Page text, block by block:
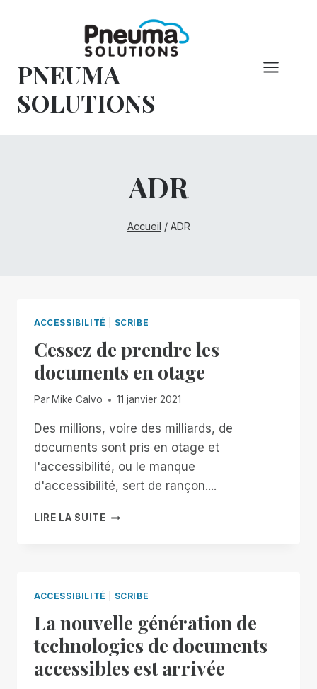
PNEUMA
SOLUTIONS
ADR
Accueil / ADR
ACCESSIBILITÉ SCRIBE
Cessez de prendre les
documents en otage
Par Mike Calvo 11 janvier 2021
Des millions, voire des milliards, de
documents sont pris en otage et
l'accessibilité, ou le manque
d'accessibilité, sert de rançon....
LIRE LA SUITECESSEZ
EN
OTAGE
ACCESSIBILITÉ SCRIBE
La nouvelle génération de
technologies de documents
accessibles est arrivée